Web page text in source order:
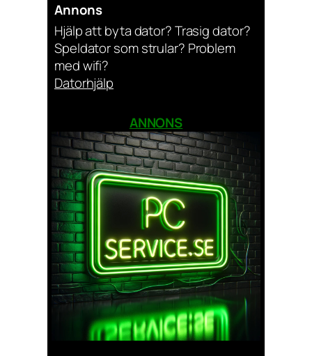
Annons
Hjälp att byta dator? Trasig dator?
Speldator som strular? Problem
med wifi?
Datorhjälp
ANNONS